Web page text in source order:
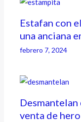
Estafan con
una anciana
febrero 7, 2024
venta de